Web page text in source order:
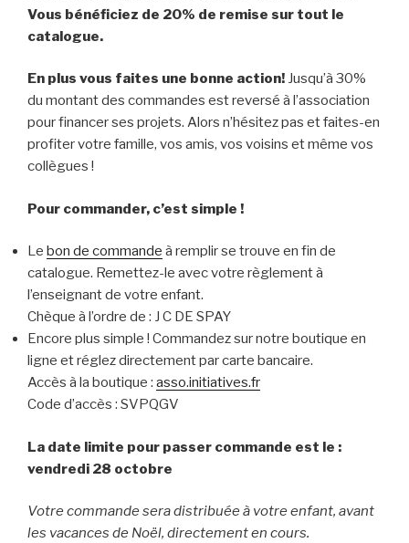
Vous bénéficiez de 20% de remise sur tout le
catalogue.
En plus vous faites une bonne action! Jusqu’à 30%
du montant des commandes est reversé à l’association
pour financer ses projets. Alors n’hésitez pas et faites-en
profiter votre famille, vos amis, vos voisins et même vos
collègues !
Pour commander, c’est simple !
Le bon de commande à remplir se trouve en fin de
catalogue. Remettez-le avec votre règlement à
l’enseignant de votre enfant.
Chèque à l’ordre de : J C DE SPAY
Encore plus simple ! Commandez sur notre boutique en
ligne et réglez directement par carte bancaire.
Accès à la boutique : asso.initiatives.fr
Code d’accès : SVPQGV
La date limite pour passer commande est le :
vendredi 28 octobre
Votre commande sera distribuée à votre enfant, avant
les vacances de Noël, directement en cours.